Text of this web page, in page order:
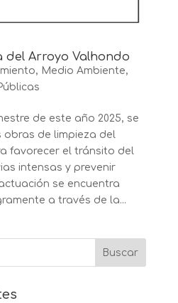
del Arroyo Valhondo
, Medio Ambiente,
de este año 2025, se
de limpieza del
favorecer el tránsito del
intensas y prevenir
se encuentra
a través de la...